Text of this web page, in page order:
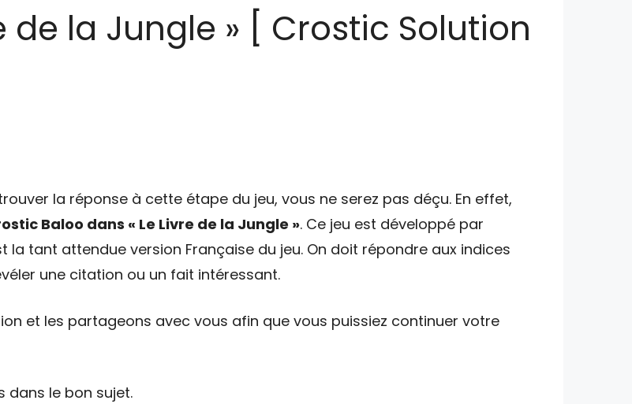
de la Jungle » [ Crostic Solution
la réponse à cette étape du jeu, vous ne serez pas déçu. En effet,
Baloo dans « Le Livre de la Jungle ». Ce jeu est développé par
la tant attendue version Française du jeu. On doit répondre aux indices
une citation ou un fait intéressant.
et les partageons avec vous afin que vous puissiez continuer votre
dans le bon sujet.